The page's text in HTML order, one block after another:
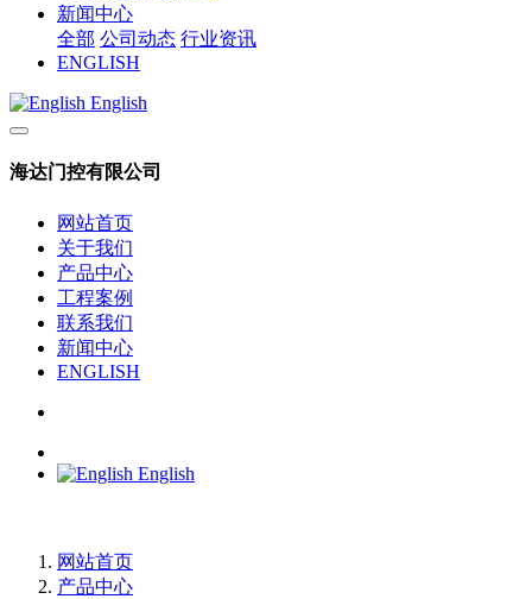
新闻中心
全部 公司动态 行业资讯
ENGLISH
English
海达门控有限公司
网站首页
关于我们
产品中心
工程案例
联系我们
新闻中心
ENGLISH
English
网站首页
产品中心